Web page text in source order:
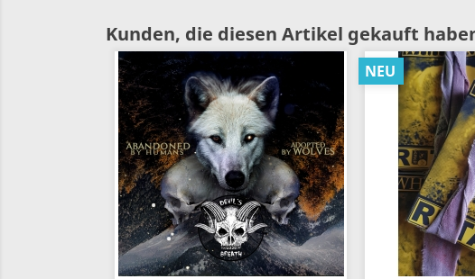
Kunden, die diesen Artikel gekauft
NEU